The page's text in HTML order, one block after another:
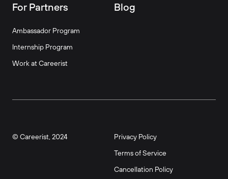
For Partners
Ambassador Program
Internship Program
Work at Careerist
Blog
© Careerist, 2024
Privacy Policy
Terms of Service
Cancellation Policy